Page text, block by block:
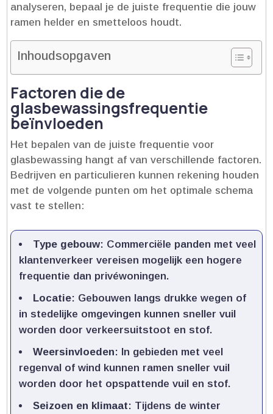
analyseren, bepaal je de juiste frequentie die jouw
ramen helder en smetteloos houdt.​
Inhoudsopgaven
Factoren die de
glasbewassingsfrequentie
beïnvloeden
Het bepalen van de juiste frequentie voor
glasbewassing hangt af van verschillende factoren.​
Bedrijven en particulieren kunnen rekening houden
met de volgende punten om het optimale schema
vast te stellen:
Type gebouw: Commerciële panden met veel
klantenverkeer vereisen mogelijk een hogere
frequentie dan privéwoningen.​
Locatie: Gebouwen langs drukke wegen of
in stedelijke omgevingen kunnen sneller vuil
worden door verkeersuitstoot en stof.​
Weersinvloeden: In gebieden met veel
regenval of wind kunnen ramen sneller vuil
worden door het opspattende vuil en stof.​
Seizoen en klimaat: Tijdens de winter